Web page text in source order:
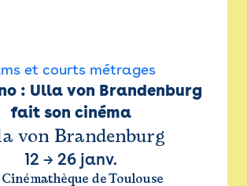
et courts métrages
: Ulla von Brandenburg
fait son cinéma
von Brandenburg
12 → 26 janv.
de Toulouse